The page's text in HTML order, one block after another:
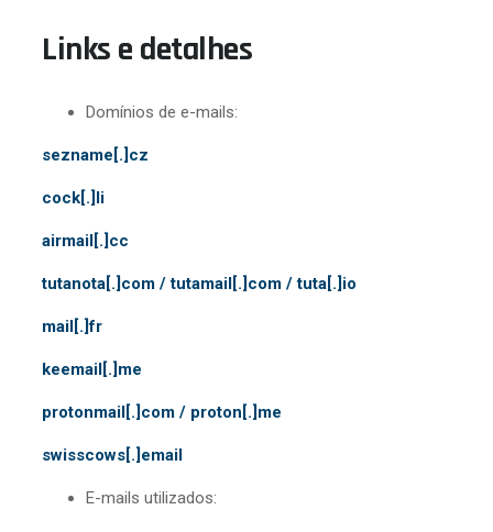
Links e detalhes
Domínios de e-mails:
sezname[.]cz
cock[.]li
airmail[.]cc
tutanota[.]com / tutamail[.]com / tuta[.]io
mail[.]fr
keemail[.]me
protonmail[.]com / proton[.]me
swisscows[.]email
E-mails utilizados: